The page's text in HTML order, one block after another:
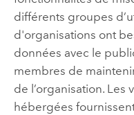
différents groupes
d'organisations ont
données avec le
membres de
de l’organisation.
hébergées